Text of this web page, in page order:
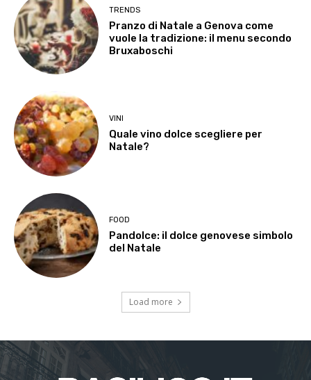
TRENDS
Pranzo di Natale a Genova come
vuole la tradizione: il menu secondo
Bruxaboschi
VINI
Quale vino dolce scegliere per
Natale?
FOOD
Pandolce: il dolce genovese simbolo
del Natale
Load more